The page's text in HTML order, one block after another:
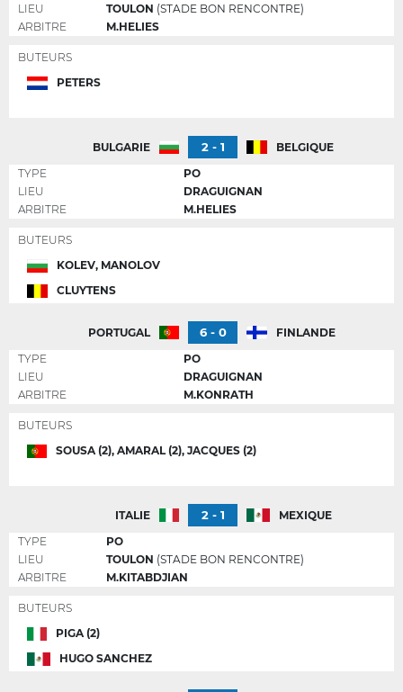
LIEU
TOULON (STADE BON RENCONTRE)
ARBITRE
M.HELIES
BUTEURS
PETERS
BULGARIE 2 - 1
BELGIQUE
TYPE
PO
LIEU
DRAGUIGNAN
ARBITRE
M.HELIES
BUTEURS
KOLEV, MANOLOV
CLUYTENS
PORTUGAL 6 - 0
FINLANDE
TYPE
PO
LIEU
DRAGUIGNAN
ARBITRE
M.KONRATH
BUTEURS
SOUSA (2), AMARAL (2), JACQUES (2)
ITALIE 2 - 1
MEXIQUE
TYPE
PO
LIEU
TOULON (STADE BON RENCONTRE)
ARBITRE
M.KITABDJIAN
BUTEURS
PIGA (2)
HUGO SANCHEZ